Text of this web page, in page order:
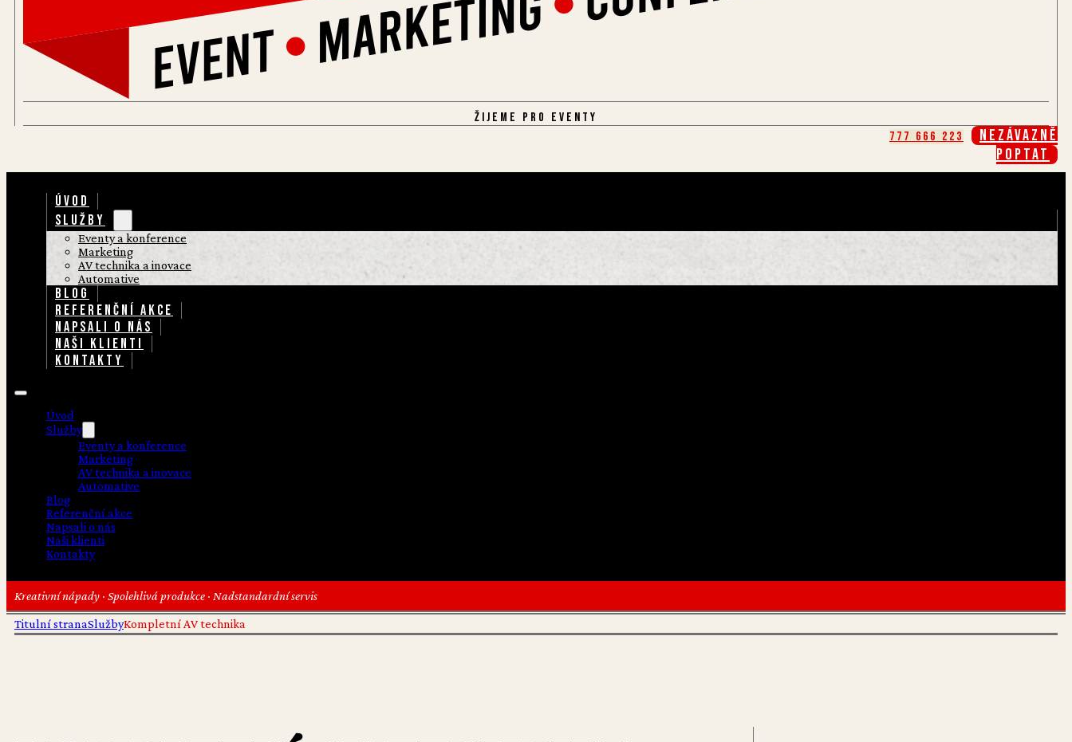
Žijeme pro eventy
777 666 223
Nezávazně
poptat
ÚVOD
SLUŽBY
Eventy a konference
Marketing
AV technika a inovace
Automative
BLOG
REFERENČNÍ AKCE
NAPSALI O NÁS
NAŠI KLIENTI
KONTAKTY
Úvod
Služby
Eventy a konference
Marketing
AV technika a inovace
Automative
Blog
Referenční akce
Napsali o nás
Naši klienti
Kontakty
Kreativní nápady · Spolehlivá produkce · Nadstandardní servis
Titulní stranaSlužbyKompletní AV technika